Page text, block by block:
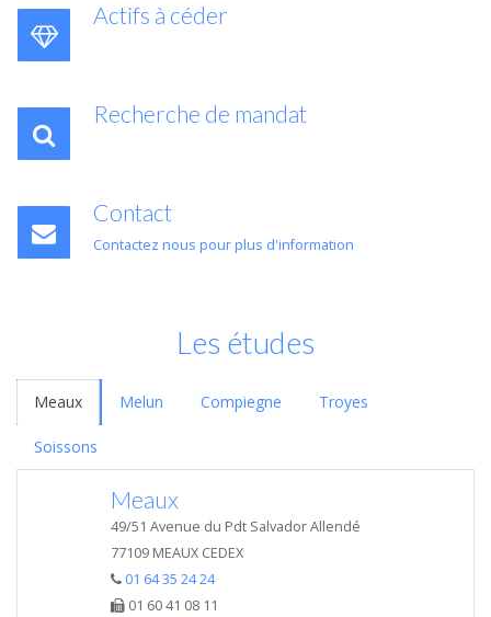
Actifs à céder
Recherche de mandat
Contact
Contactez nous pour plus d'information
Les études
Meaux Melun Compiegne Troyes
Soissons
Meaux
49/51 Avenue du Pdt Salvador Allendé
77109 MEAUX CEDEX
01 64 35 24 24
01 60 41 08 11